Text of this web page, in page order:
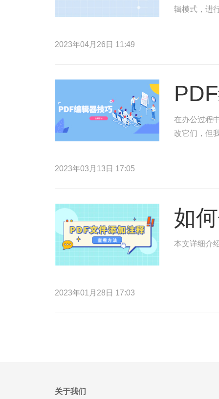
辑模式，进
2023年04月26日 11:49
在办公过程
改它们，但
2023年03月13日 17:05
如
本文详细介
2023年01月28日 17:03
关于我们